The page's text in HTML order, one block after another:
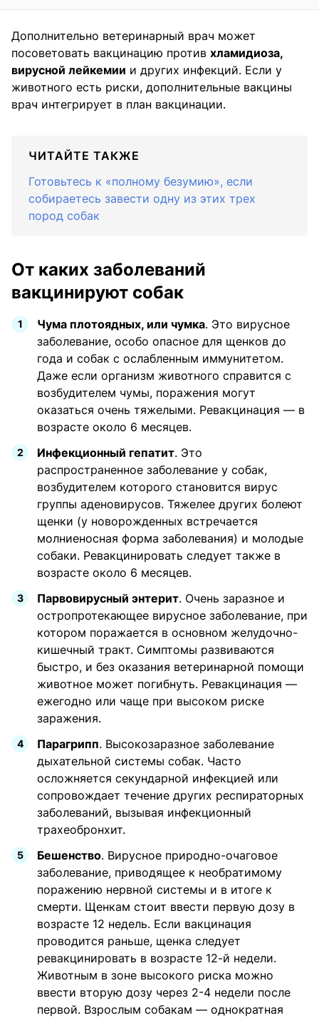
Дополнительно ветеринарный врач может
посоветовать вакцинацию против хламидиоза,
вирусной лейкемии и других инфекций. Если у
животного есть риски, дополнительные вакцины
врач интегрирует в план вакцинации.
ЧИТАЙТЕ ТАКЖЕ
Готовьтесь к «полному безумию», если
собираетесь завести одну из этих трех
пород собак
От каких заболеваний
вакцинируют собак
Чума плотоядных, или чумка. Это вирусное
заболевание, особо опасное для щенков до
года и собак с ослабленным иммунитетом.
Даже если организм животного справится с
возбудителем чумы, поражения могут
оказаться очень тяжелыми. Ревакцинация — в
возрасте около 6 месяцев.
Инфекционный гепатит. Это
распространенное заболевание у собак,
возбудителем которого становится вирус
группы аденовирусов. Тяжелее других болеют
щенки (у новорожденных встречается
молниеносная форма заболевания) и молодые
собаки. Ревакцинировать следует также в
возрасте около 6 месяцев.
Парвовирусный энтерит. Очень заразное и
остропротекающее вирусное заболевание, при
котором поражается в основном желудочно-
кишечный тракт. Симптомы развиваются
быстро, и без оказания ветеринарной помощи
животное может погибнуть. Ревакцинация —
ежегодно или чаще при высоком риске
заражения.
Парагрипп. Высокозаразное заболевание
дыхательной системы собак. Часто
осложняется секундарной инфекцией или
сопровождает течение других респираторных
заболеваний, вызывая инфекционный
трахеобронхит.
Бешенство. Вирусное природно-очаговое
заболевание, приводящее к необратимому
поражению нервной системы и в итоге к
смерти. Щенкам стоит ввести первую дозу в
возрасте 12 недель. Если вакцинация
проводится раньше, щенка следует
ревакцинировать в возрасте 12-й недели.
Животным в зоне высокого риска можно
ввести вторую дозу через 2-4 недели после
первой. Взрослым собакам — однократная